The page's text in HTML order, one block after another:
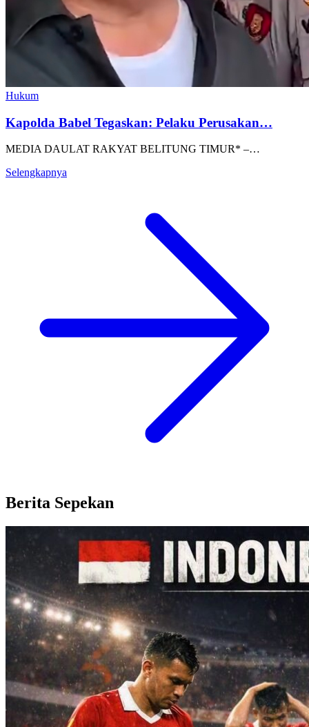
Hukum
Kapolda Babel Tegaskan: Pelaku Perusakan…
MEDIA DAULAT RAKYAT BELITUNG TIMUR* –…
Selengkapnya
Berita Sepekan